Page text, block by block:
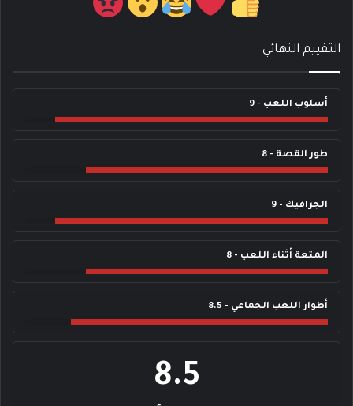
التقييم النهائي
أسلوب اللعب - 9
طور القصة - 8
الجرافيك - 9
المتعة أثناء اللعب - 8
أطوار اللعب الجماعي - 8.5
8.5